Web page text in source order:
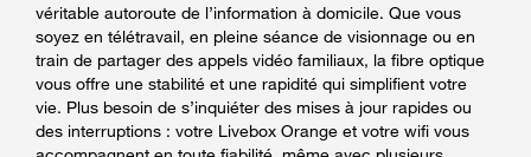
véritable autoroute de l’information à domicile. Que vous
soyez en télétravail, en pleine séance de visionnage ou en
train de partager des appels vidéo familiaux, la fibre optique
vous offre une stabilité et une rapidité qui simplifient votre
vie. Plus besoin de s’inquiéter des mises à jour rapides ou
des interruptions : votre Livebox Orange et votre wifi vous